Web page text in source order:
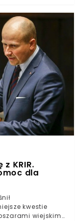
ha (wliczając
spółdzielnie
skorzystania z
Rozwoju
mowa także o
naszego
KRIR.
dla
kwestie
wiejskimi,